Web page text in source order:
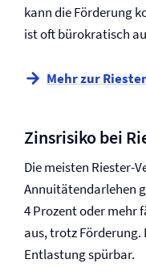
kann die Förderung
ist oft bürokratisch
Mehr zur
Zinsrisiko bei
Die meisten Riester-
Annuitätendarlehen
4 Prozent oder mehr
aus, trotz
Entlastung spürbar.